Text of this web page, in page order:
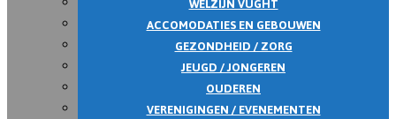
ACCOMODATIES EN GEBOUWEN
GEZONDHEID / ZORG
JEUGD / JONGEREN
OUDEREN
VERENIGINGEN / EVENEMENTEN